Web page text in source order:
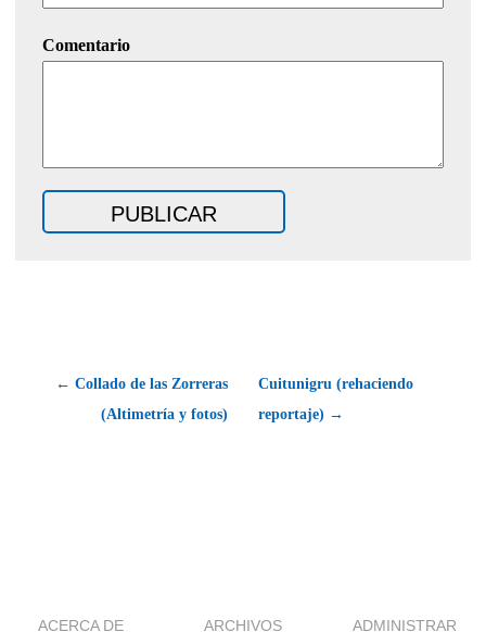
Comentario
← Collado de las Zorreras
(Altimetría y fotos)
Cuitunigru (rehaciendo
reportaje) →
ACERCA DE ARCHIVOS ADMINISTRAR